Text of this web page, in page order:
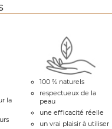
la
100 % naturels
respectueux de la
peau
une efficacité réelle
un vrai plaisir à utiliser